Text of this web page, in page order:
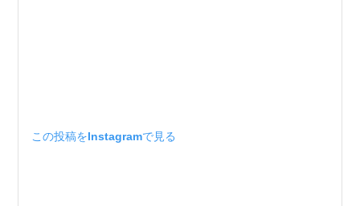
この投稿をInstagramで見る